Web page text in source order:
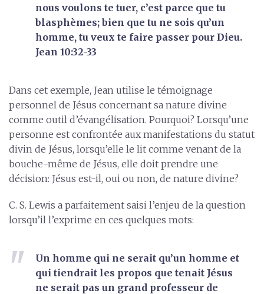
nous voulons te tuer, c’est parce que tu
blasphèmes; bien que tu ne sois qu’un
homme, tu veux te faire passer pour Dieu.
Jean 10:32-33
Dans cet exemple, Jean utilise le témoignage
personnel de Jésus concernant sa nature divine
comme outil d’évangélisation. Pourquoi? Lorsqu’une
personne est confrontée aux manifestations du statut
divin de Jésus, lorsqu’elle le lit comme venant de la
bouche-même de Jésus, elle doit prendre une
décision: Jésus est-il, oui ou non, de nature divine?
C. S. Lewis a parfaitement saisi l’enjeu de la question
lorsqu’il l’exprime en ces quelques mots:
Un homme qui ne serait qu’un homme et
qui tiendrait les propos que tenait Jésus
ne serait pas un grand professeur de